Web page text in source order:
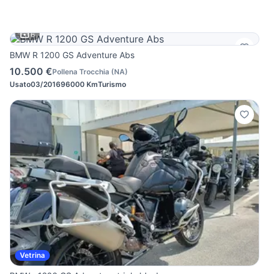
6
BMW R 1200 GS Adventure Abs
10.500 €Pollena Trocchia (NA)
Usato03/201696000 KmTurismo
Vetrina